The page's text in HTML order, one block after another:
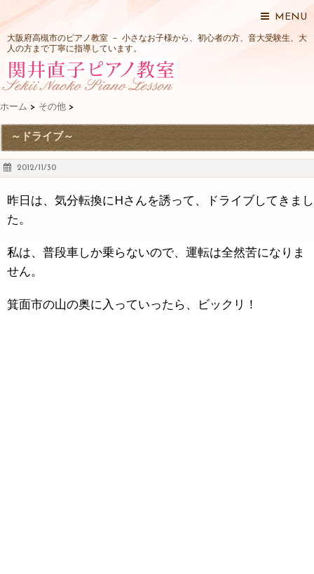
MENU
大阪府高槻市のピアノ教室 － 小さなお子様から、初心者の方、音大受験生、大
人の方まで丁寧に指導しています。
ホーム > その他 >
～ドライブ～
2012/11/30
昨日は、気分転換にHさんを誘って、ドライブしてきまし
た。
私は、普段車しか乗らないので、運転は全然苦になりま
せん。
箕面市の山の奥に入っていったら、ビックリ！